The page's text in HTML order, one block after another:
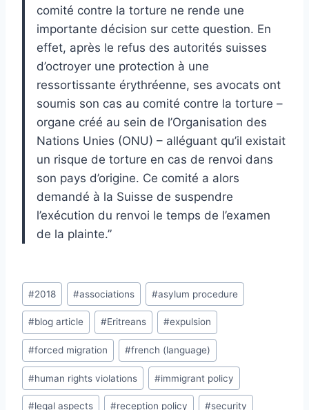
comité contre la torture ne rende une
importante décision sur cette question. En
effet, après le refus des autorités suisses
d’octroyer une protection à une
ressortissante érythréenne, ses avocats ont
soumis son cas au comité contre la torture –
organe créé au sein de l’Organisation des
Nations Unies (ONU) – alléguant qu’il existait
un risque de torture en cas de renvoi dans
son pays d’origine. Ce comité a alors
demandé à la Suisse de suspendre
l’exécution du renvoi le temps de l’examen
de la plainte.”
Post
Tags:
#2018 #associations #asylum procedure
#blog article #Eritreans #expulsion
#forced migration #french (language)
#human rights violations #immigrant policy
#legal aspects #reception policy #security